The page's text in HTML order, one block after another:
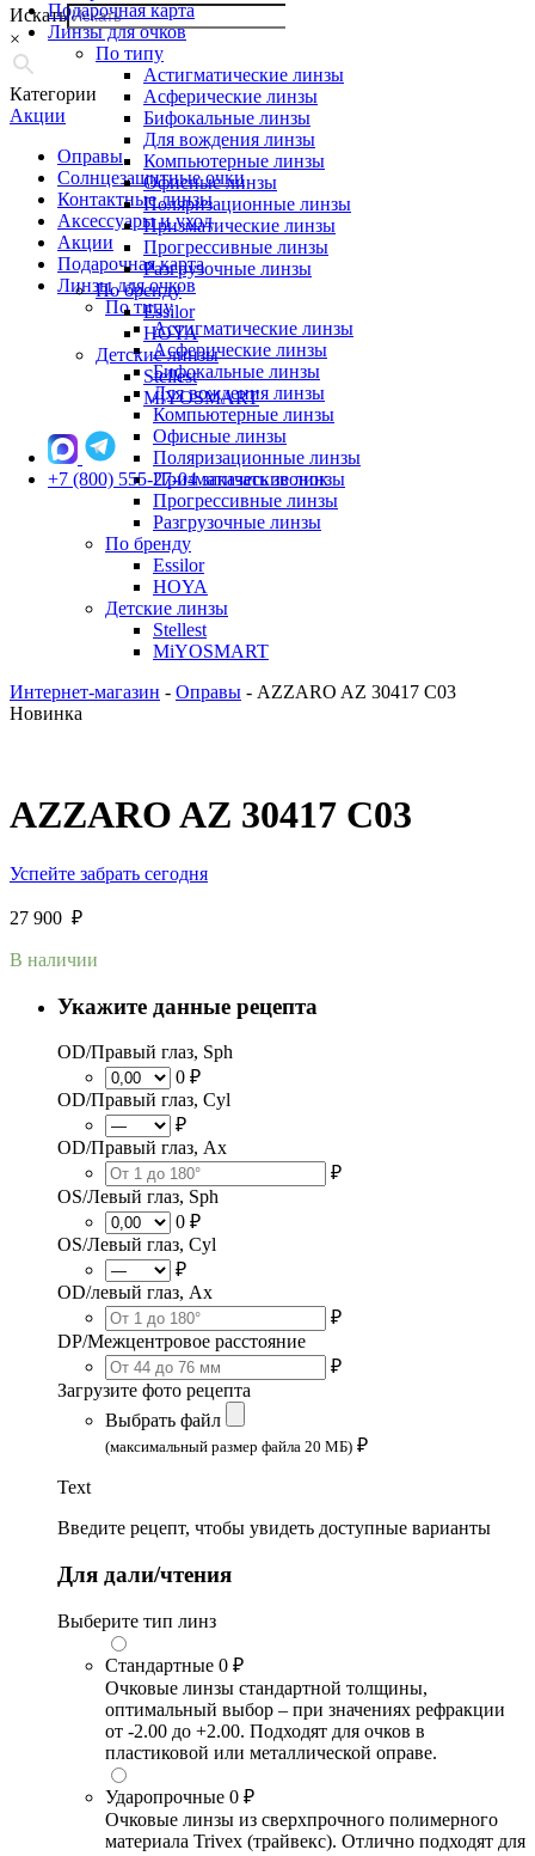
Искать
×
Категории
Акции
Оправы
Солнцезащитные очки
Контактные линзы
Аксессуары и уход
Акции
Подарочная карта
Линзы для очков
По типу
Астигматические линзы
Асферические линзы
Бифокальные линзы
Для вождения линзы
Компьютерные линзы
Офисные линзы
Поляризационные линзы
Призматические линзы
Прогрессивные линзы
Разгрузочные линзы
По бренду
Essilor
HOYA
Детские линзы
Stellest
MiYOSMART
Подарочная карта
Линзы для очков
По типу
Астигматические линзы
Асферические линзы
Бифокальные линзы
Для вождения линзы
Компьютерные линзы
Офисные линзы
Поляризационные линзы
Призматические линзы
Прогрессивные линзы
Разгрузочные линзы
По бренду
Essilor
HOYA
Детские линзы
Stellest
MiYOSMART
+7 (800) 555-27-04 заказать звонок
Интернет-магазин - Оправы - AZZARO AZ 30417 C03
Новинка
AZZARO AZ 30417 C03
Успейте забрать сегодня
27 900 ₽
В наличии
Укажите данные рецепта
OD/Правый глаз, Sph
0 ₽
OD/Правый глаз, Cyl
₽
OD/Правый глаз, Ax
₽
OS/Левый глаз, Sph
0 ₽
OS/Левый глаз, Cyl
₽
OD/левый глаз, Ax
₽
DP/Межцентровое расстояние
₽
Загрузите фото рецепта
Выбрать файл
(максимальный размер файла 20 МБ) ₽
Text
Введите рецепт, чтобы увидеть доступные варианты
Для дали/чтения
Выберите тип линз
Стандартные 0 ₽
Очковые линзы стандартной толщины,
оптимальный выбор – при значениях рефракции
от -2.00 до +2.00. Подходят для очков в
пластиковой или металлической оправе.
Ударопрочные 0 ₽
Очковые линзы из сверхпрочного полимерного
материала Trivex (трайвекс). Отлично подходят для